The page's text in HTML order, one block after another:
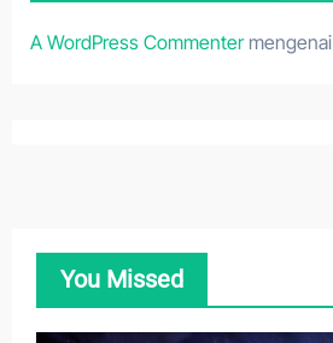
A WordPress Commentermengenai
You Missed